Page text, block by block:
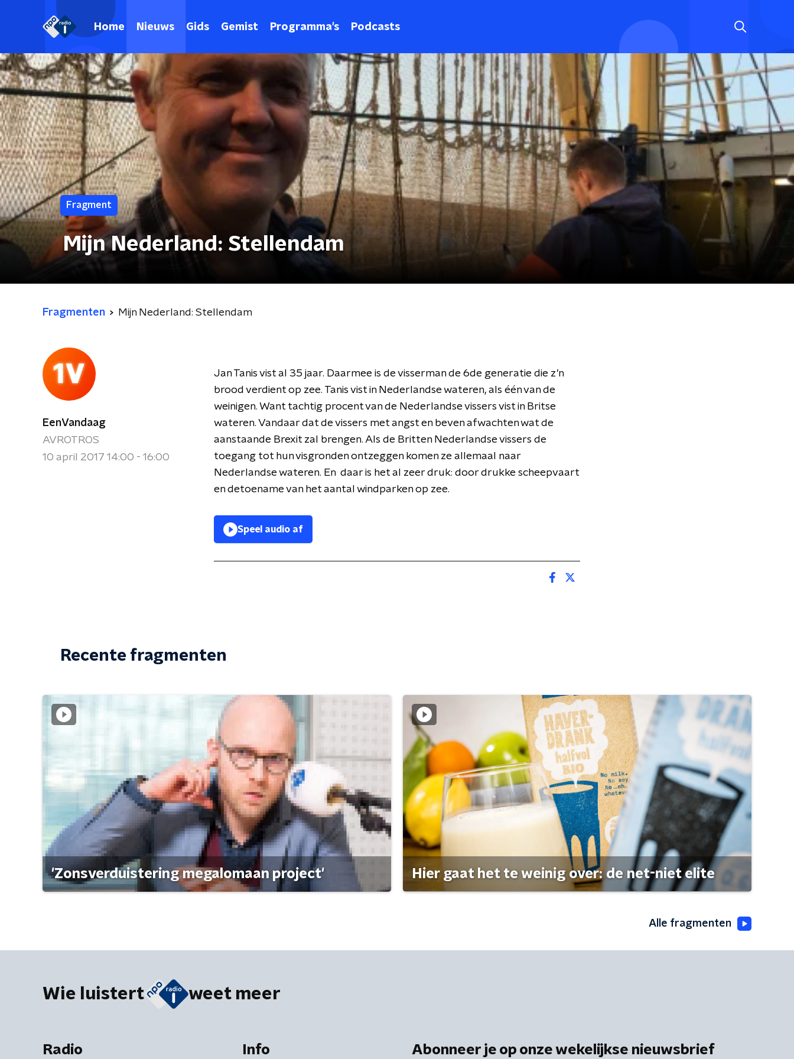
Home Nieuws Gids Gemist Programma's Podcasts
Fragment
Mijn Nederland: Stellendam
Fragmenten Mijn Nederland: Stellendam
EenVandaag
AVROTROS
10 april 2017 14:00 - 16:00
Jan Tanis vist al 35 jaar. Daarmee is de visserman de 6de generatie die z’n
brood verdient op zee. Tanis vist in Nederlandse wateren, als één van de
weinigen. Want tachtig procent van de Nederlandse vissers vist in Britse
wateren. Vandaar dat de vissers met angst en beven afwachten wat de
aanstaande Brexit zal brengen. Als de Britten Nederlandse vissers de
toegang tot hun visgronden ontzeggen komen ze allemaal naar
Nederlandse wateren. En daar is het al zeer druk: door drukke scheepvaart
en detoename van het aantal windparken op zee.
Speel audio af
Recente fragmenten
'Zonsverduistering megalomaan project' Hier gaat het te weinig over: de net-niet elite
Alle fragmenten
Wie luistert weet meer
Radio Info Abonneer je op onze wekelijkse nieuwsbrief